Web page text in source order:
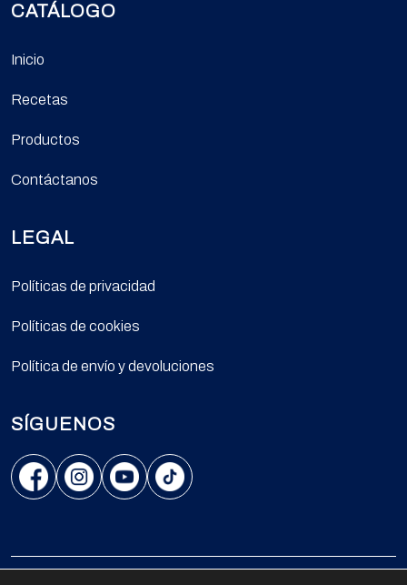
CATÁLOGO
Inicio
Recetas
Productos
Contáctanos
LEGAL
Políticas de privacidad
Políticas de cookies
Política de envío y devoluciones
SÍGUENOS